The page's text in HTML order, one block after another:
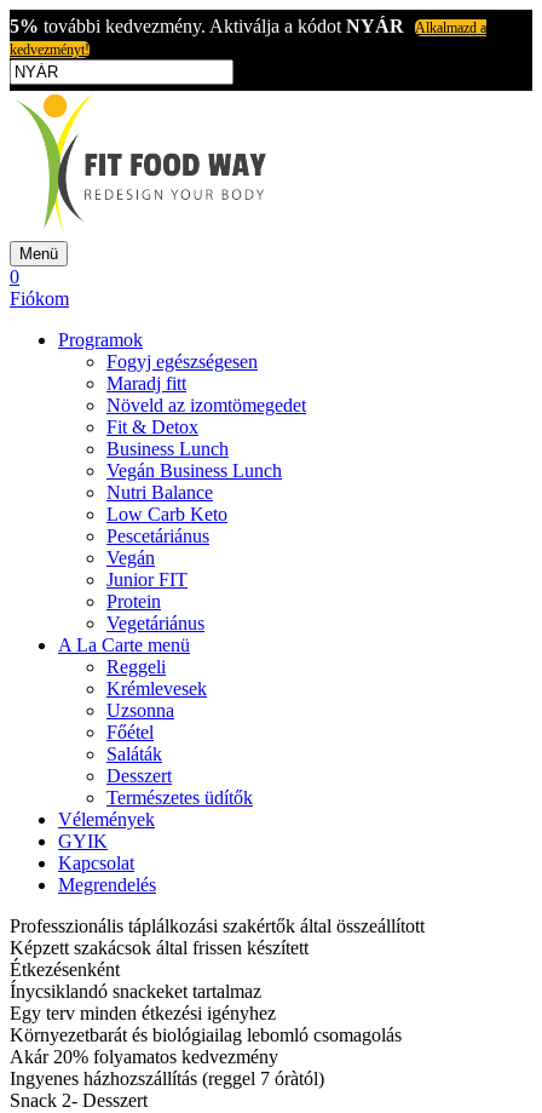
5% további kedvezmény. Aktiválja a kódot NYÁR
Alkalmazd a
kedvezményt!
Menü
0
Fiókom
Programok
Fogyj egészségesen
Maradj fitt
Növeld az izomtömegedet
Fit & Detox
Business Lunch
Vegán Business Lunch
Nutri Balance
Low Carb Keto
Pescetáriánus
Vegán
Junior FIT
Protein
Vegetáriánus
A La Carte menü
Reggeli
Krémlevesek
Uzsonna
Főétel
Saláták
Desszert
Természetes üdítők
Vélemények
GYIK
Kapcsolat
Megrendelés
Professzionális táplálkozási szakértők által összeállított
Képzett szakácsok által frissen készített
Étkezésenként
Ínycsiklandó snackeket tartalmaz
Egy terv minden étkezési igényhez
Környezetbarát és biológiailag lebomló csomagolás
Akár 20% folyamatos kedvezmény
Ingyenes házhozszállítás (reggel 7 óràtól)
Snack 2- Desszert